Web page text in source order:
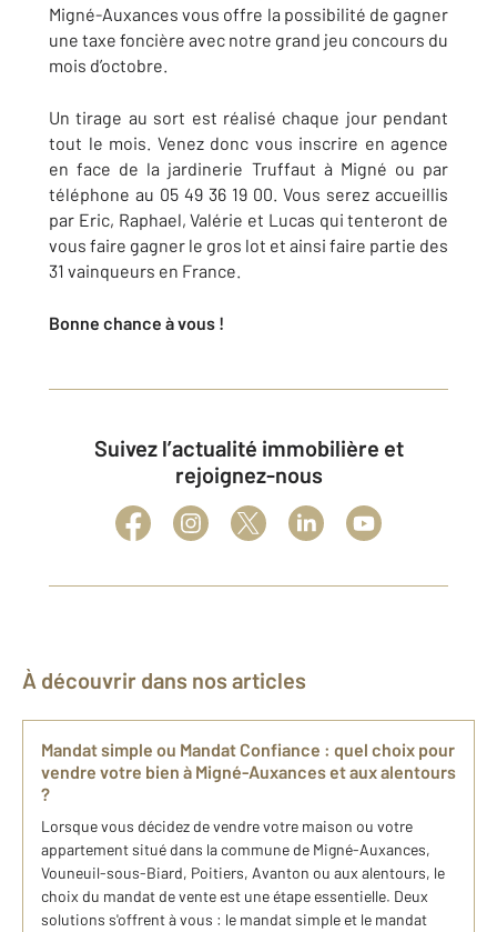
Migné-Auxances vous offre la possibilité de gagner
une taxe foncière avec notre grand jeu concours du
mois d’octobre.
Un tirage au sort est réalisé chaque jour pendant
tout le mois. Venez donc vous inscrire en agence
en face de la jardinerie Truffaut à Migné ou par
téléphone au 05 49 36 19 00. Vous serez accueillis
par Eric, Raphael, Valérie et Lucas qui tenteront de
vous faire gagner le gros lot et ainsi faire partie des
31 vainqueurs en France.
Bonne chance à vous !
Suivez l’actualité immobilière et
rejoignez-nous
À découvrir dans nos articles
Mandat simple ou Mandat Confiance : quel choix pour
vendre votre bien à Migné-Auxances et aux alentours
?
Lorsque vous décidez de vendre votre maison ou votre
appartement situé dans la commune de Migné-Auxances,
Vouneuil-sous-Biard, Poitiers, Avanton ou aux alentours, le
choix du mandat de vente est une étape essentielle. Deux
solutions s'offrent à vous : le mandat simple et le mandat